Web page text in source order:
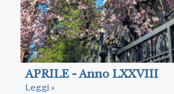
APRILE - Anno LXXVIII
Leggi »